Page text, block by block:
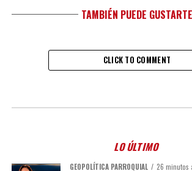
TAMBIÉN PUEDE GUSTARTE
CLICK TO COMMENT
LO ÚLTIMO
GEOPOLÍTICA PARROQUIAL 26 minutos